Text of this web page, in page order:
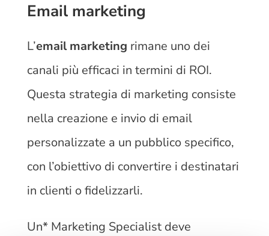
Email marketing
L’email marketing rimane uno dei
canali più efficaci in termini di ROI.
Questa strategia di marketing consiste
nella creazione e invio di email
personalizzate a un pubblico specifico,
con l’obiettivo di convertire i destinatari
in clienti o fidelizzarli.
Un* Marketing Specialist deve